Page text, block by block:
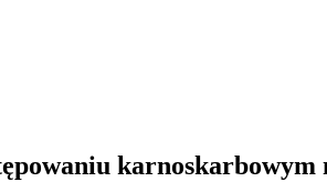
karnoskarbowym